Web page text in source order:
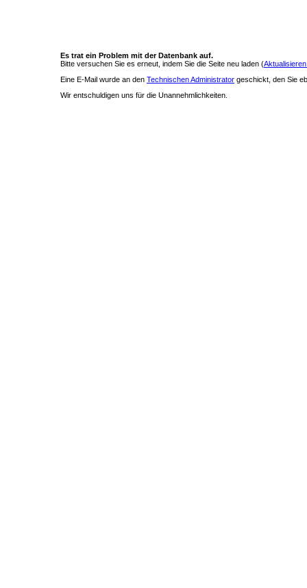
Es trat ein Problem mit der Datenbank auf.
Bitte versuchen Sie es erneut, indem Sie die Seite neu laden (
Eine E-Mail wurde an den Technischen Administrator geschickt, den Sie
Wir entschuldigen uns für die Unannehmlichkeiten.